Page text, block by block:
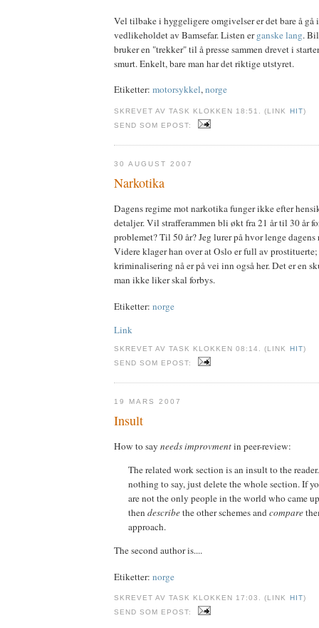
Vel tilbake i hyggeligere omgivelser er det bare å gå
vedlikeholdet av Bamsefar. Listen erganske lang.
bruker en "trekker" til å presse sammen drevet i
smurt. Enkelt, bare man har det riktige utstyret.
Etiketter: motorsykkel,norge
SKREVET AV TASK KLOKKEN 18:51. (LINK HIT)
SEND SOM EPOST:
30 AUGUST 2007
Narkotika
Dagens regime mot narkotika funger ikke efter
detaljer. Vil strafferammen bli økt fra 21 år til 30 år
problemet? Til 50 år? Jeg lurer på hvor lenge
Videre klager han over at Oslo er full av
kriminalisering nå er på vei inn også her. Det er en
man ikke liker skal forbys.
Etiketter: norge
Link
SKREVET AV TASK KLOKKEN 08:14. (LINK HIT)
SEND SOM EPOST:
19 MARS 2007
Insult
How to say needs improvmentin peer-review:
The related work section is an insult to the
nothing to say, just delete the whole section. If
are not the only people in the world who came
then describethe other schemes andcompare
approach.
The second author is....
Etiketter: norge
SKREVET AV TASK KLOKKEN 17:03. (LINK HIT)
SEND SOM EPOST: